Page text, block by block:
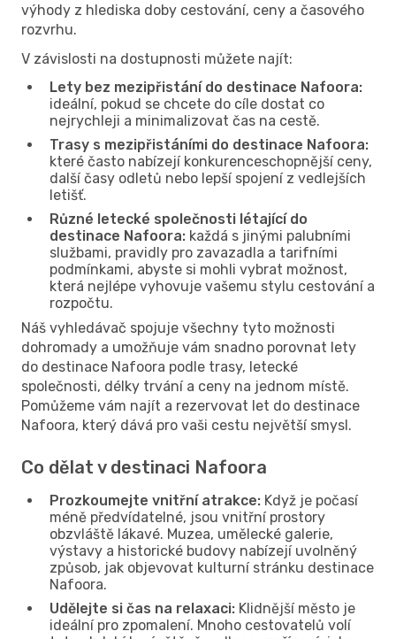
výhody z hlediska doby cestování, ceny a časového
rozvrhu.
V závislosti na dostupnosti můžete najít:
Lety bez mezipřistání do destinace Nafoora:
ideální, pokud se chcete do cíle dostat co
nejrychleji a minimalizovat čas na cestě.
Trasy s mezipřistáními do destinace Nafoora:
které často nabízejí konkurenceschopnější ceny,
další časy odletů nebo lepší spojení z vedlejších
letišť.
Různé letecké společnosti létající do
destinace Nafoora: každá s jinými palubními
službami, pravidly pro zavazadla a tarifními
podmínkami, abyste si mohli vybrat možnost,
která nejlépe vyhovuje vašemu stylu cestování a
rozpočtu.
Náš vyhledávač spojuje všechny tyto možnosti
dohromady a umožňuje vám snadno porovnat lety
do destinace Nafoora podle trasy, letecké
společnosti, délky trvání a ceny na jednom místě.
Pomůžeme vám najít a rezervovat let do destinace
Nafoora, který dává pro vaši cestu největší smysl.
Co dělat v destinaci Nafoora
Prozkoumejte vnitřní atrakce: Když je počasí
méně předvídatelné, jsou vnitřní prostory
obzvláště lákavé. Muzea, umělecké galerie,
výstavy a historické budovy nabízejí uvolněný
způsob, jak objevovat kulturní stránku destinace
Nafoora.
Udělejte si čas na relaxaci: Klidnější město je
ideální pro zpomalení. Mnoho cestovatelů volí